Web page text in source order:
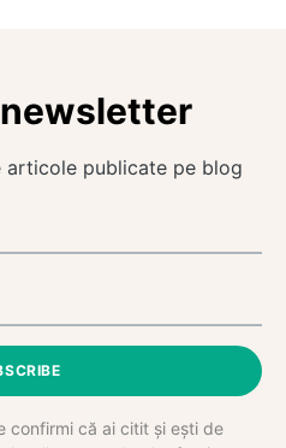
articole publicate pe blog
confirmi că ai citit și ești de